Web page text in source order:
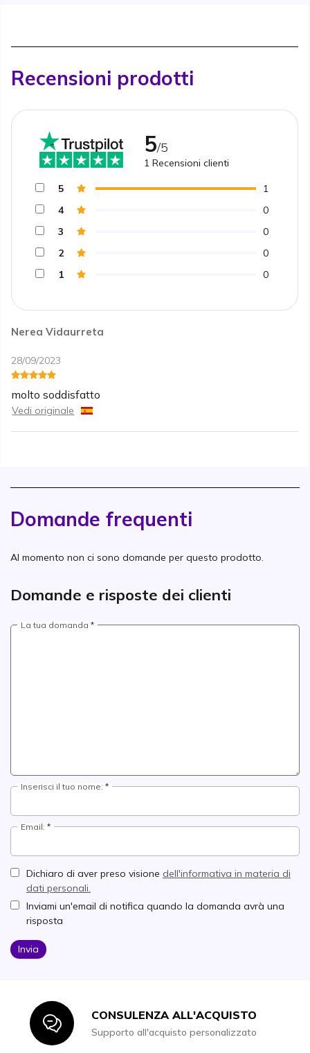
Recensioni prodotti
Nerea Vidaurreta
28/09/2023
molto soddisfatto
Vedi originale
5/5
1 Recensioni clienti
5
1
4
0
3
0
2
0
1
0
Domande frequenti
Al momento non ci sono domande per questo prodotto.
Domande e risposte dei clienti
La tua domanda
Inserisci il tuo nome:
Email:
Dichiaro di aver preso visione dell'informativa in materia di
dati personali.
Inviami un'email di notifica quando la domanda avrà una
risposta
Invia
IconCONSULENZA ALL'ACQUISTO
Supporto all'acquisto personalizzato